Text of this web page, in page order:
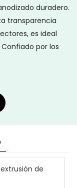
duradero.
transparencia
es ideal
por los
de